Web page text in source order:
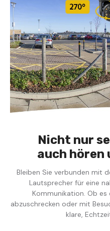
Nicht nur
auch hören
Bleiben Sie verbunden mit
Lautsprecher für eine
Kommunikation. Ob es
abzuschrecken oder mit
klare,